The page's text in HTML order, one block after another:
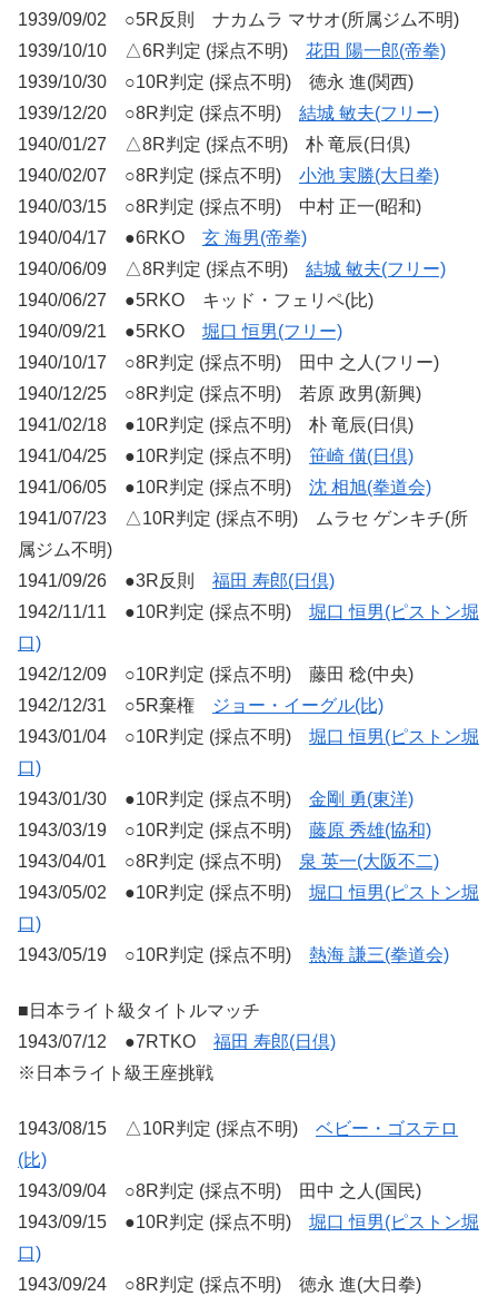
1939/09/02 ○5R反則 ナカムラ マサオ(所属ジム不明)
1939/10/10 △6R判定 (採点不明) 花田 陽一郎(帝拳)
1939/10/30 ○10R判定 (採点不明) 徳永 進(関西)
1939/12/20 ○8R判定 (採点不明) 結城 敏夫(フリー)
1940/01/27 △8R判定 (採点不明) 朴 竜辰(日倶)
1940/02/07 ○8R判定 (採点不明) 小池 実勝(大日拳)
1940/03/15 ○8R判定 (採点不明) 中村 正一(昭和)
1940/04/17 ●6RKO 玄 海男(帝拳)
1940/06/09 △8R判定 (採点不明) 結城 敏夫(フリー)
1940/06/27 ●5RKO キッド・フェリペ(比)
1940/09/21 ●5RKO 堀口 恒男(フリー)
1940/10/17 ○8R判定 (採点不明) 田中 之人(フリー)
1940/12/25 ○8R判定 (採点不明) 若原 政男(新興)
1941/02/18 ●10R判定 (採点不明) 朴 竜辰(日倶)
1941/04/25 ●10R判定 (採点不明) 笹崎 僙(日倶)
1941/06/05 ●10R判定 (採点不明) 沈 相旭(拳道会)
1941/07/23 △10R判定 (採点不明) ムラセ ゲンキチ(所
属ジム不明)
1941/09/26 ●3R反則 福田 寿郎(日倶)
1942/11/11 ●10R判定 (採点不明) 堀口 恒男(ピストン堀
口)
1942/12/09 ○10R判定 (採点不明) 藤田 稔(中央)
1942/12/31 ○5R棄権
ジョー・イーグル(比)
1943/01/04 ○10R判定 (採点不明) 堀口 恒男(ピストン堀
口)
1943/01/30 ●10R判定 (採点不明) 金剛 勇(東洋)
1943/03/19 ○10R判定 (採点不明) 藤原 秀雄(協和)
1943/04/01 ○8R判定 (採点不明) 泉 英一(大阪不二)
1943/05/02 ●10R判定 (採点不明) 堀口 恒男(ピストン堀
口)
1943/05/19 ○10R判定 (採点不明) 熱海 謙三(拳道会)
■日本ライト級タイトルマッチ
1943/07/12 ●7RTKO 福田 寿郎(日倶)
※日本ライト級王座挑戦
1943/08/15 △10R判定 (採点不明) ベビー・ゴステロ
(比)
1943/09/04 ○8R判定 (採点不明) 田中 之人(国民)
1943/09/15 ●10R判定 (採点不明) 堀口 恒男(ピストン堀
口)
1943/09/24 ○8R判定 (採点不明) 徳永 進(大日拳)